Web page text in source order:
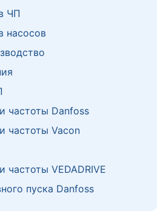
ЧП
насосов
частоты Danfoss
частоты Vacon
частоты VEDADRIVE
пуска Danfoss